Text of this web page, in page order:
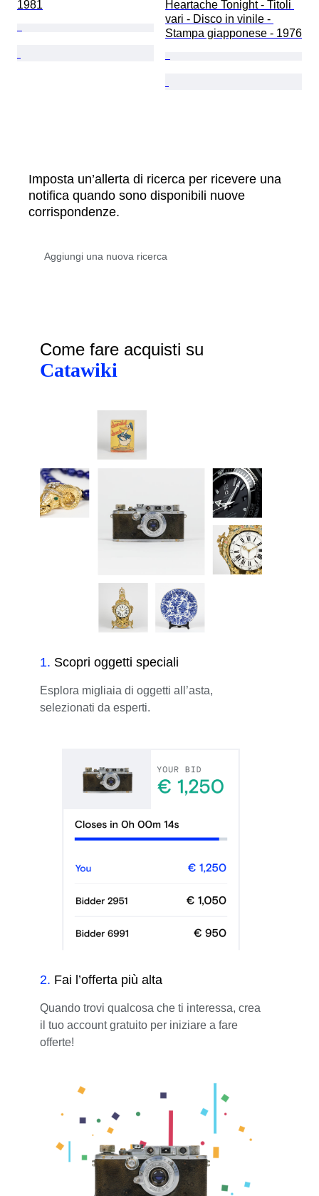
1981
Heartache Tonight - Titoli
vari - Disco in vinile -
Stampa giapponese - 1976
Imposta un’allerta di ricerca per ricevere una
notifica quando sono disponibili nuove
corrispondenze.
Come fare acquisti su
Catawiki
1. Scopri oggetti speciali
Esplora migliaia di oggetti all’asta,
selezionati da esperti.
2. Fai l’offerta più alta
Quando trovi qualcosa che ti interessa, crea
il tuo account gratuito per iniziare a fare
offerte!